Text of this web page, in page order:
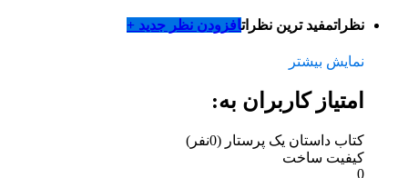
نظراتمفید ترین نظراتافزودن نظر جدید +
نمایش بیشتر
امتیاز کاربران به:
کتاب داستان یک پرستار (0نفر)
کیفیت ساخت
0